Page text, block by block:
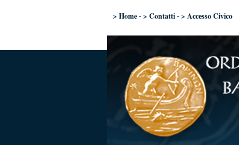
> Home - > Contatti - > Accesso Civico